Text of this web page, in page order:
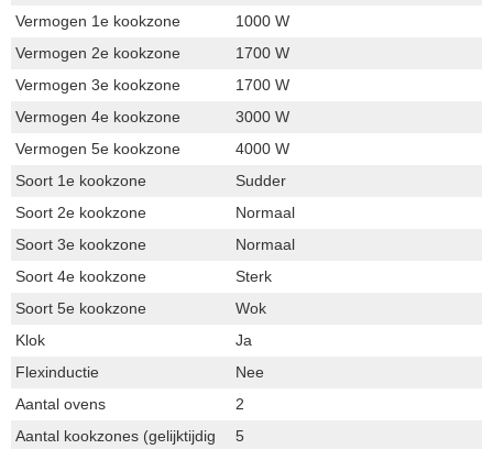
Vermogen 1e kookzone
1000 W
Vermogen 2e kookzone
1700 W
Vermogen 3e kookzone
1700 W
Vermogen 4e kookzone
3000 W
Vermogen 5e kookzone
4000 W
Soort 1e kookzone
Sudder
Soort 2e kookzone
Normaal
Soort 3e kookzone
Normaal
Soort 4e kookzone
Sterk
Soort 5e kookzone
Wok
Klok
Ja
Flexinductie
Nee
Aantal ovens
2
Aantal kookzones (gelijktijdig
5